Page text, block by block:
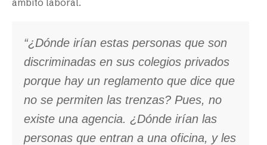
“¿Dónde irían estas personas que son
discriminadas en sus colegios privados
porque hay un reglamento que dice que
no se permiten las trenzas? Pues, no
existe una agencia. ¿Dónde irían las
personas que entran a una oficina, y les